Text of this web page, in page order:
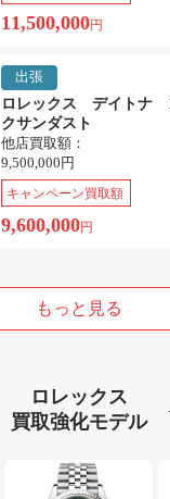
11,500,000円
出張
ロレックス デイトナ
クサンダスト
他店買取額：
9,500,000円
キャンペーン買取額
9,600,000円
もっと見る
ロレックス
買取強化モデル